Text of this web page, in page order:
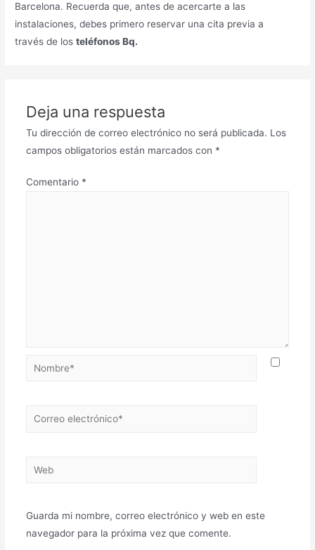
Barcelona. Recuerda que, antes de acercarte a las
instalaciones, debes primero reservar una cita previa a
través de losteléfonos Bq.
Deja una respuesta
Tu dirección de correo electrónico no será publicada. Los
campos obligatorios están marcados con *
Comentario *
Nombre*
Correo
Web
Guarda mi nombre, correo electrónico y web en este
navegador para la próxima vez que comente.